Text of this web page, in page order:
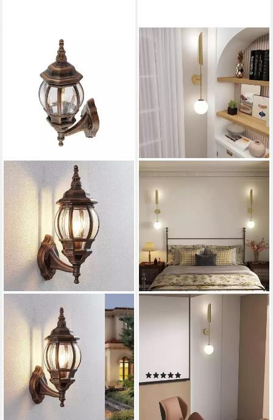
LINDBY
Außen-Wandleuchte Nadesha,
Kunststoff Gold / Messing
IP44, 1 x 60 W
25,67 €
UVP34,90 €
-26%
lieferbar - in 3-4 Werktagen bei dir
LED Wandleuchte Gold Metall
& Glas – Retro Design mit
kalt/warm/neutralweißem
flimmerfrei & augenschonend
Wohnzimmer
29,98 €
-40%
lieferbar - in 2-3 Werktagen bei dir